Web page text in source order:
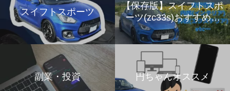
スイフトスポーツ
【保存版】スイフトスポ
ーツ(zc33s)おすすめパ
ーツを紹介！
副業・投資 円ちゃんオススメ